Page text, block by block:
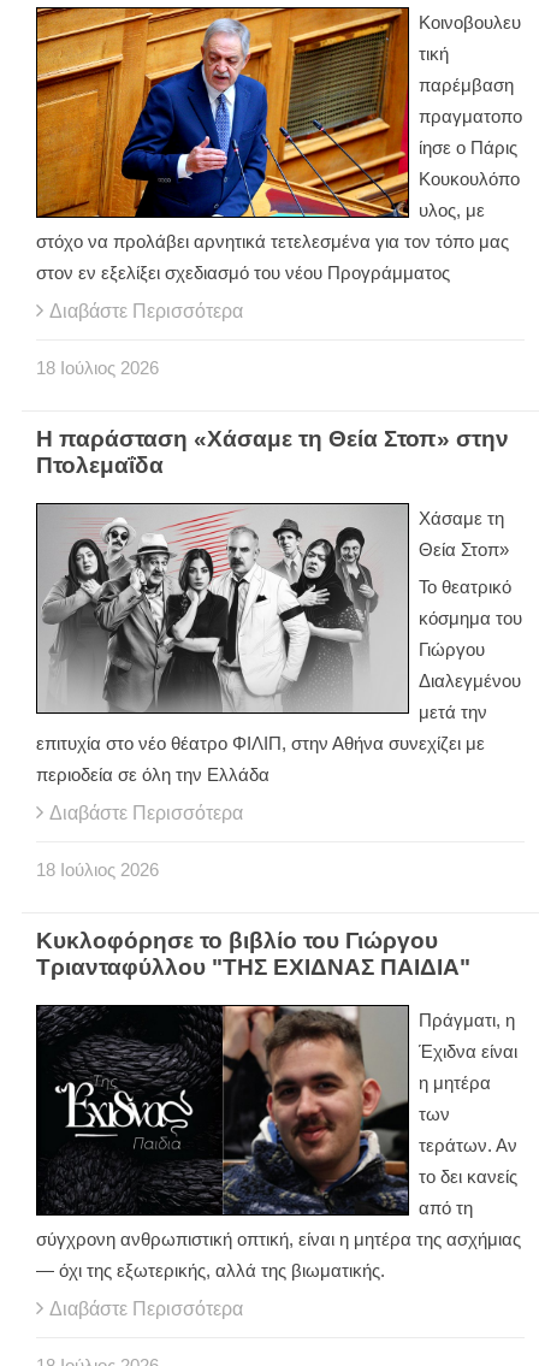
Κοινοβουλευ
τική
παρέμβαση
πραγματοπο
ίησε ο Πάρις
Κουκουλόπο
υλος, με
στόχο να προλάβει αρνητικά τετελεσμένα για τον τόπο μας
στον εν εξελίξει σχεδιασμό του νέου Προγράμματος
Διαβάστε Περισσότερα
18 Ιούλιος 2026
Η παράσταση «Χάσαμε τη Θεία Στοπ» στην
Πτολεμαΐδα
Χάσαμε τη
Θεία Στοπ»
Το θεατρικό
κόσμημα του
Γιώργου
Διαλεγμένου
μετά την
επιτυχία στο νέο θέατρο ΦΙΛΙΠ, στην Αθήνα συνεχίζει με
περιοδεία σε όλη την Ελλάδα
Διαβάστε Περισσότερα
18 Ιούλιος 2026
Κυκλοφόρησε το βιβλίο του Γιώργου
Τριανταφύλλου "ΤΗΣ ΕΧΙΔΝΑΣ ΠΑΙΔΙΑ"
Πράγματι, η
Έχιδνα είναι
η μητέρα
των
τεράτων. Αν
το δει κανείς
από τη
σύγχρονη ανθρωπιστική οπτική, είναι η μητέρα της ασχήμιας
— όχι της εξωτερικής, αλλά της βιωματικής.
Διαβάστε Περισσότερα